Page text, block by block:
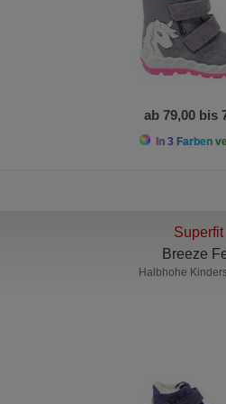
ab 79,00 bis
In 3 Farben
Superfit
Breeze
Halbhohe